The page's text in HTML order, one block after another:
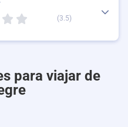
(3.5)
para viajar de